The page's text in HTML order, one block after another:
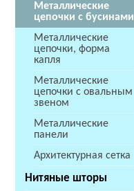
Металлические
цепочки с бусинами
Металлические
цепочки, форма
капля
Металлические
цепочки с овальным
звеном
Металлические
панели
Архитектурная сетка
Нитяные шторы